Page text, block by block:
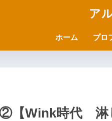
ア
ホーム プロ
【Wink時代 淋